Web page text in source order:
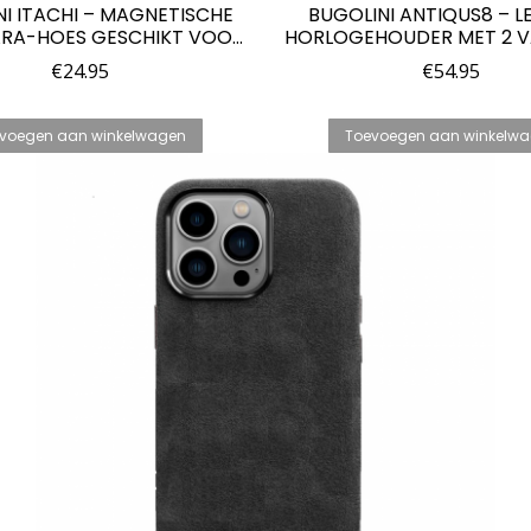
ITACHI – MAGNETISCHE
HOES GESCHIKT VOOR
– 9002 ALCANTARA ITALIË
€24.95
aan winkelwagen
BUGOLINI ANTIQUS8 –
HORLOGEHOUDER MET 2
KNOOPSLUITING –
HORLOGEHOUDER –
€54.95
Toevoegen aan